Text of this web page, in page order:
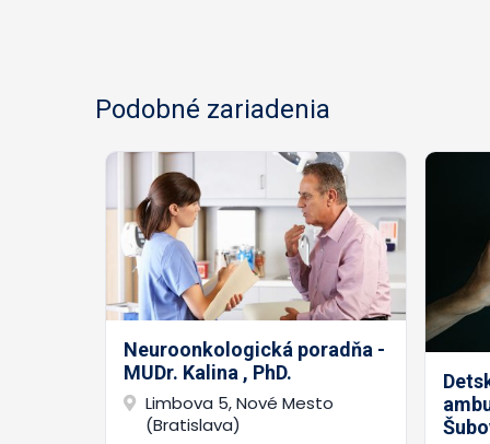
Podobné zariadenia
Neuroonkologická poradňa -
MUDr. Kalina , PhD.
Limbova 5, Nové Mesto
(Bratislava)